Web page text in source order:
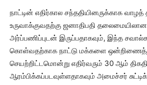
நாட்டின் எதிர்கால சந்ததியினருக்காக
உருவாக்குவதற்கு ஜனாதிபதி
அர்ப்பணிப்புடன் இருப்பதாகவும், இந்த
கொள்வதற்காக நாட்டு மக்களை ஒன்றிணைத்து
செயற்றிட்டமொன்று எதிர்வரும் 30 ஆம் திகதி
ஆரம்பிக்கப்படவுள்ளதாகவும் அமைச்சர்